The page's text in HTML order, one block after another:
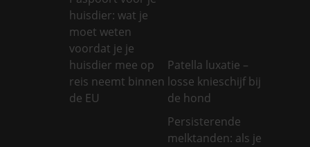
huisdier: wat je
moet weten
voordat je je
huisdier mee op
reis neemt binnen
de EU
Patella luxatie –
losse knieschijf bij
de hond
Persisterende
melktanden: als je